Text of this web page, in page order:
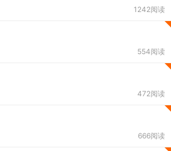
1242阅读
554阅读
472阅读
666阅读